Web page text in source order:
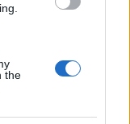
the